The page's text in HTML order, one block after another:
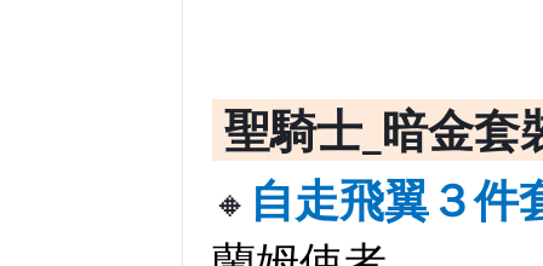
聖騎士_暗金套
🔸 自走飛翼３件